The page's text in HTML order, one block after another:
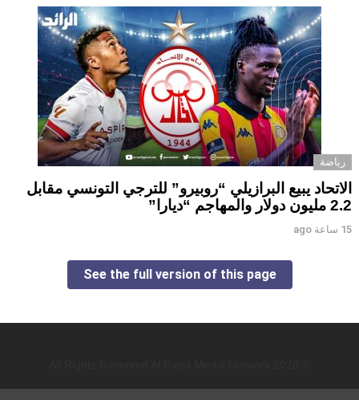
رياضة
الاتحاد يبيع البرازيلي “روبيرو” للترجي التونسي مقابل
2.2 مليون دولار والمهاجم “ديارا”
15 ساعة ago
See the full version of this page